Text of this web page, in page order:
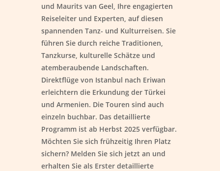
und Maurits van Geel, Ihre engagierten
Reiseleiter und Experten, auf diesen
spannenden Tanz- und Kulturreisen. Sie
führen Sie durch reiche Traditionen,
Tanzkurse, kulturelle Schätze und
atemberaubende Landschaften.
Direktflüge von Istanbul nach Eriwan
erleichtern die Erkundung der Türkei
und Armenien. Die Touren sind auch
einzeln buchbar. Das detaillierte
Programm ist ab Herbst 2025 verfügbar.
Möchten Sie sich frühzeitig Ihren Platz
sichern? Melden Sie sich jetzt an und
erhalten Sie als Erster detaillierte